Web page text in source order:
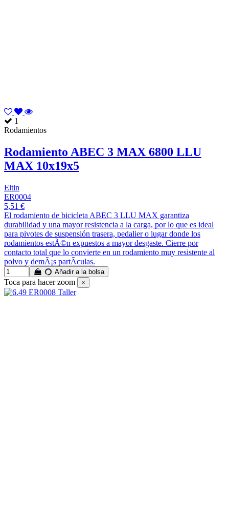
1
Rodamientos
Rodamiento ABEC 3 MAX 6800 LLU
MAX 10x19x5
Eltin
ER0004
5,51 €
El rodamiento de bicicleta ABEC 3 LLU MAX garantiza
durabilidad y una mayor resistencia a la carga, por lo que es ideal
para pivotes de suspensión trasera, pedalier o lugar donde los
rodamientos estÃ©n expuestos a mayor desgaste. Cierre por
contacto total que lo convierte en un rodamiento muy resistente al
polvo y demÃ¡s partÃ­culas.
Añadir a la bolsa
Toca para hacer zoom ×